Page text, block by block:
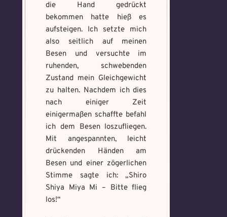
die Hand gedrückt
bekommen hatte hieß es
aufsteigen. Ich setzte mich
also seitlich auf meinen
Besen und versuchte im
ruhenden, schwebenden
Zustand mein Gleichgewicht
zu halten. Nachdem ich dies
nach einiger Zeit
einigermaßen schaffte befahl
ich dem Besen loszufliegen.
Mit angespannten, leicht
drückenden Händen am
Besen und einer zögerlichen
Stimme sagte ich: „Shiro
Shiya Miya Mi – Bitte flieg
los!“
Benutzername *
Wo gefunden? *
Wie bist du darauf
aufmerksam geworden
und wie bannst du es? *
Schreibe eine Geschichte mit mind.
500 Zeichen.
Wähle ein beliebiges
Mandala und male es
aus um den Fluch zu
bannen.
Benutzername *
Wo gefunden? *
Wie fängst du die Chaos
Magie ein? *
Bitte schreibe eine kleine Geschichte
nur mit, wenn du ihn wirklich benötigst.
Benutzername *
Welches Item und für welche
Aufgabe?